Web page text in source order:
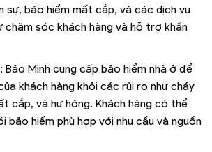
sự, bảo hiểm mất cắp, và các dịch vụ
chăm sóc khách hàng và hỗ trợ khẩn
Bảo Minh cung cấp bảo hiểm nhà ở để
khách hàng khỏi các rủi ro như cháy
cắp, và hư hỏng. Khách hàng có thể
bảo hiểm phù hợp với nhu cầu và nguồn